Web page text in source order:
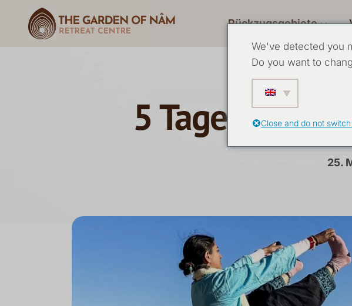
Rückzugsgebiete
5 Tage Yoga-
25.
We've detected you
Do you want to
Close and do not